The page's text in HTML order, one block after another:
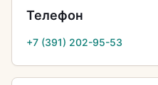
Телефон
+7 (391) 202-95-53